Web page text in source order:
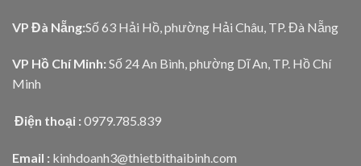
VP Đà Nẵng:Số 63 Hải Hồ, phường Hải Châu, TP. Đà Nẵng
VP Hồ Chí Minh: Số 24 An Bình, phường Dĩ An, TP. Hồ Chí
Minh
Điện thoại : 0979.785.839
Email : kinhdoanh3@thietbithaibinh.com